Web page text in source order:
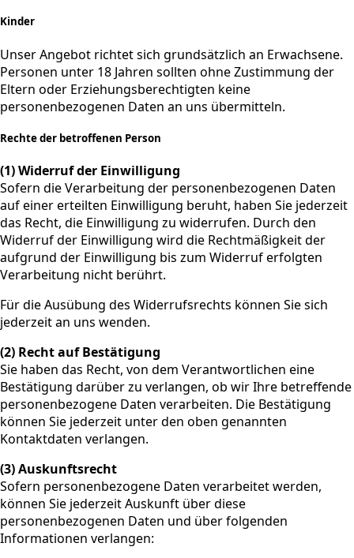
Kinder
Unser Angebot richtet sich grundsätzlich an Erwachsene.
Personen unter 18 Jahren sollten ohne Zustimmung der
Eltern oder Erziehungsberechtigten keine
personenbezogenen Daten an uns übermitteln.
Rechte der betroffenen Person
(1) Widerruf der Einwilligung
Sofern die Verarbeitung der personenbezogenen Daten
auf einer erteilten Einwilligung beruht, haben Sie jederzeit
das Recht, die Einwilligung zu widerrufen. Durch den
Widerruf der Einwilligung wird die Rechtmäßigkeit der
aufgrund der Einwilligung bis zum Widerruf erfolgten
Verarbeitung nicht berührt.
Für die Ausübung des Widerrufsrechts können Sie sich
jederzeit an uns wenden.
(2) Recht auf Bestätigung
Sie haben das Recht, von dem Verantwortlichen eine
Bestätigung darüber zu verlangen, ob wir Ihre betreffende
personenbezogene Daten verarbeiten. Die Bestätigung
können Sie jederzeit unter den oben genannten
Kontaktdaten verlangen.
(3) Auskunftsrecht
Sofern personenbezogene Daten verarbeitet werden,
können Sie jederzeit Auskunft über diese
personenbezogenen Daten und über folgenden
Informationen verlangen: